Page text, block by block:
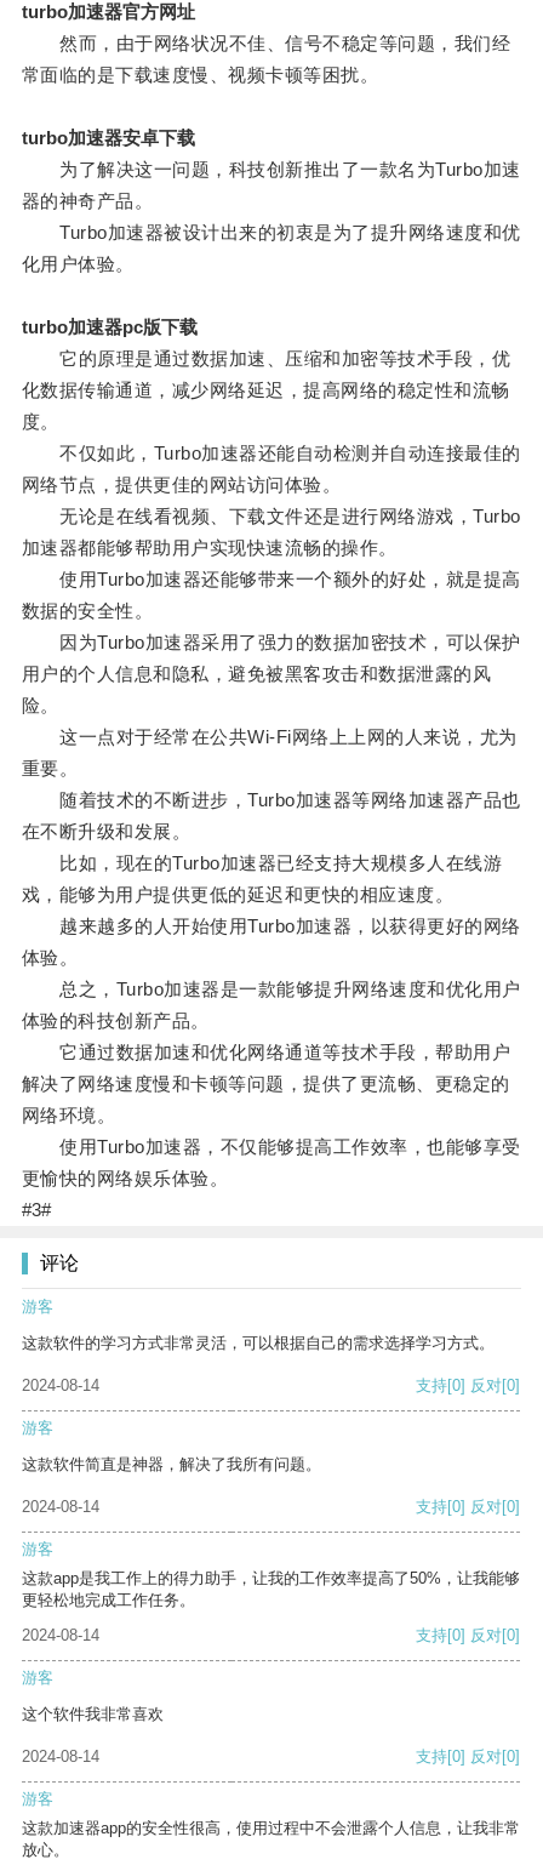
turbo加速器官方网址
然而，由于网络状况不佳、信号不稳定等问题，我们经
常面临的是下载速度慢、视频卡顿等困扰。
turbo加速器安卓下载
为了解决这一问题，科技创新推出了一款名为Turbo加速
器的神奇产品。
Turbo加速器被设计出来的初衷是为了提升网络速度和优
化用户体验。
turbo加速器pc版下载
它的原理是通过数据加速、压缩和加密等技术手段，优
化数据传输通道，减少网络延迟，提高网络的稳定性和流畅
度。
不仅如此，Turbo加速器还能自动检测并自动连接最佳的
网络节点，提供更佳的网站访问体验。
无论是在线看视频、下载文件还是进行网络游戏，Turbo
加速器都能够帮助用户实现快速流畅的操作。
使用Turbo加速器还能够带来一个额外的好处，就是提高
数据的安全性。
因为Turbo加速器采用了强力的数据加密技术，可以保护
用户的个人信息和隐私，避免被黑客攻击和数据泄露的风
险。
这一点对于经常在公共Wi-Fi网络上上网的人来说，尤为
重要。
随着技术的不断进步，Turbo加速器等网络加速器产品也
在不断升级和发展。
比如，现在的Turbo加速器已经支持大规模多人在线游
戏，能够为用户提供更低的延迟和更快的相应速度。
越来越多的人开始使用Turbo加速器，以获得更好的网络
体验。
总之，Turbo加速器是一款能够提升网络速度和优化用户
体验的科技创新产品。
它通过数据加速和优化网络通道等技术手段，帮助用户
解决了网络速度慢和卡顿等问题，提供了更流畅、更稳定的
网络环境。
使用Turbo加速器，不仅能够提高工作效率，也能够享受
更愉快的网络娱乐体验。
#3#
评论
游客
这款软件的学习方式非常灵活，可以根据自己的需求选择学习方式。
2024-08-14 支持[0] 反对[0]
游客
这款软件简直是神器，解决了我所有问题。
2024-08-14 支持[0] 反对[0]
游客
这款app是我工作上的得力助手，让我的工作效率提高了50%，让我能够
更轻松地完成工作任务。
2024-08-14
支持[0] 反对[0]
游客
这个软件我非常喜欢
2024-08-14 支持[0] 反对[0]
游客
这款加速器app的安全性很高，使用过程中不会泄露个人信息，让我非常
放心。